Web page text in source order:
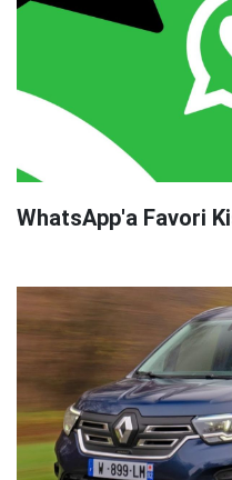
WhatsApp'a Favori